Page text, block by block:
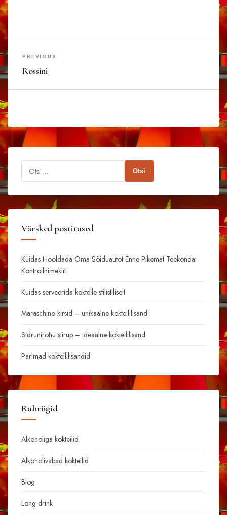
PREVIOUS
Rossini
Otsi:
Värsked postitused
Kuidas Hooldada Oma Sõiduautot Enne Pikemat Teekonda:
Kontrollnimekiri
Kuidas serveerida kokteile stilistiliselt
Maraschino kirsid – unikaalne kokteililisand
Sidrunirohu siirup – ideaalne kokteililisand
Parimad kokteililisandid
Rubriigid
Alkoholiga kokteilid
Alkoholivabad kokteilid
Blog
Long drink